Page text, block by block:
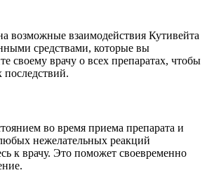
возможные взаимодействия Кутивейта
средствами, которые вы
своему врачу о всех препаратах, чтобы
последствий.
во время приема препарата и
нежелательных реакций
к врачу. Это поможет своевременно